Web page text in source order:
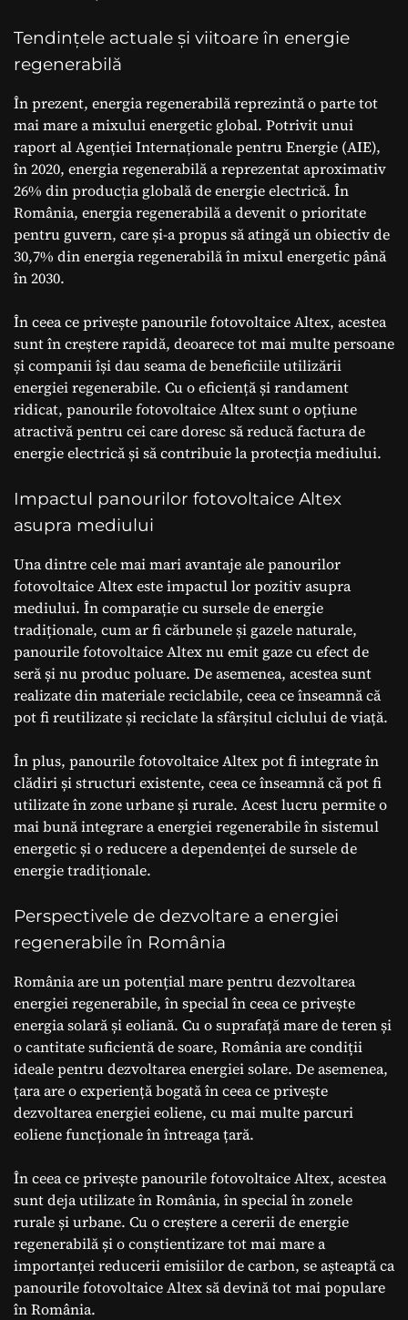
Tendințele actuale și viitoare în energie
regenerabilă
În prezent, energia regenerabilă reprezintă o parte tot
mai mare a mixului energetic global. Potrivit unui
raport al Agenției Internaționale pentru Energie (AIE),
în 2020, energia regenerabilă a reprezentat aproximativ
26% din producția globală de energie electrică. În
România, energia regenerabilă a devenit o prioritate
pentru guvern, care și-a propus să atingă un obiectiv de
30,7% din energia regenerabilă în mixul energetic până
în 2030.
În ceea ce privește panourile fotovoltaice Altex, acestea
sunt în creștere rapidă, deoarece tot mai multe persoane
și companii își dau seama de beneficiile utilizării
energiei regenerabile. Cu o eficiență și randament
ridicat, panourile fotovoltaice Altex sunt o opțiune
atractivă pentru cei care doresc să reducă factura de
energie electrică și să contribuie la protecția mediului.
Impactul panourilor fotovoltaice Altex
asupra mediului
Una dintre cele mai mari avantaje ale panourilor
fotovoltaice Altex este impactul lor pozitiv asupra
mediului. În comparație cu sursele de energie
tradiționale, cum ar fi cărbunele și gazele naturale,
panourile fotovoltaice Altex nu emit gaze cu efect de
seră și nu produc poluare. De asemenea, acestea sunt
realizate din materiale reciclabile, ceea ce înseamnă că
pot fi reutilizate și reciclate la sfârșitul ciclului de viață.
În plus, panourile fotovoltaice Altex pot fi integrate în
clădiri și structuri existente, ceea ce înseamnă că pot fi
utilizate în zone urbane și rurale. Acest lucru permite o
mai bună integrare a energiei regenerabile în sistemul
energetic și o reducere a dependenței de sursele de
energie tradiționale.
Perspectivele de dezvoltare a energiei
regenerabile în România
România are un potențial mare pentru dezvoltarea
energiei regenerabile, în special în ceea ce privește
energia solară și eoliană. Cu o suprafață mare de teren și
o cantitate suficientă de soare, România are condiții
ideale pentru dezvoltarea energiei solare. De asemenea,
țara are o experiență bogată în ceea ce privește
dezvoltarea energiei eoliene, cu mai multe parcuri
eoliene funcționale în întreaga țară.
În ceea ce privește panourile fotovoltaice Altex, acestea
sunt deja utilizate în România, în special în zonele
rurale și urbane. Cu o creștere a cererii de energie
regenerabilă și o conștientizare tot mai mare a
importanței reducerii emisiilor de carbon, se așteaptă ca
panourile fotovoltaice Altex să devină tot mai populare
în România.